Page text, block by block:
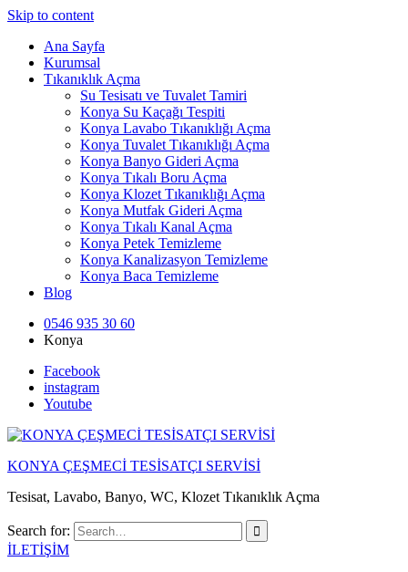
Skip to content
Ana Sayfa
Kurumsal
Tıkanıklık Açma
Su Tesisatı ve Tuvalet Tamiri
Konya Su Kaçağı Tespiti
Konya Lavabo Tıkanıklığı Açma
Konya Tuvalet Tıkanıklığı Açma
Konya Banyo Gideri Açma
Konya Tıkalı Boru Açma
Konya Klozet Tıkanıklığı Açma
Konya Mutfak Gideri Açma
Konya Tıkalı Kanal Açma
Konya Petek Temizleme
Konya Kanalizasyon Temizleme
Konya Baca Temizleme
Blog
0546 935 30 60
Konya
Facebook
instagram
Youtube
KONYA ÇEŞMECİ TESİSATÇI SERVİSİ
Tesisat, Lavabo, Banyo, WC, Klozet Tıkanıklık Açma
Search for:
İLETİŞİM